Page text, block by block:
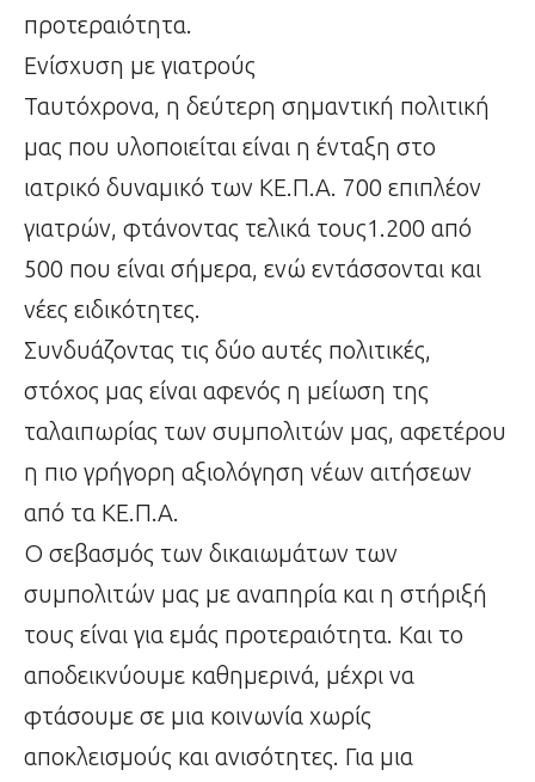
προτεραιότητα.
Ενίσχυση με γιατρούς
Ταυτόχρονα, η δεύτερη σημαντική πολιτική
μας που υλοποιείται είναι η ένταξη στο
ιατρικό δυναμικό των ΚΕ.Π.Α. 700 επιπλέον
γιατρών, φτάνοντας τελικά τους1.200 από
500 που είναι σήμερα, ενώ εντάσσονται και
νέες ειδικότητες.
Συνδυάζοντας τις δύο αυτές πολιτικές,
στόχος μας είναι αφενός η μείωση της
ταλαιπωρίας των συμπολιτών μας, αφετέρου
η πιο γρήγορη αξιολόγηση νέων αιτήσεων
από τα ΚΕ.Π.Α.
Ο σεβασμός των δικαιωμάτων των
συμπολιτών μας με αναπηρία και η στήριξή
τους είναι για εμάς προτεραιότητα. Και το
αποδεικνύουμε καθημερινά, μέχρι να
φτάσουμε σε μια κοινωνία χωρίς
αποκλεισμούς και ανισότητες. Για μια